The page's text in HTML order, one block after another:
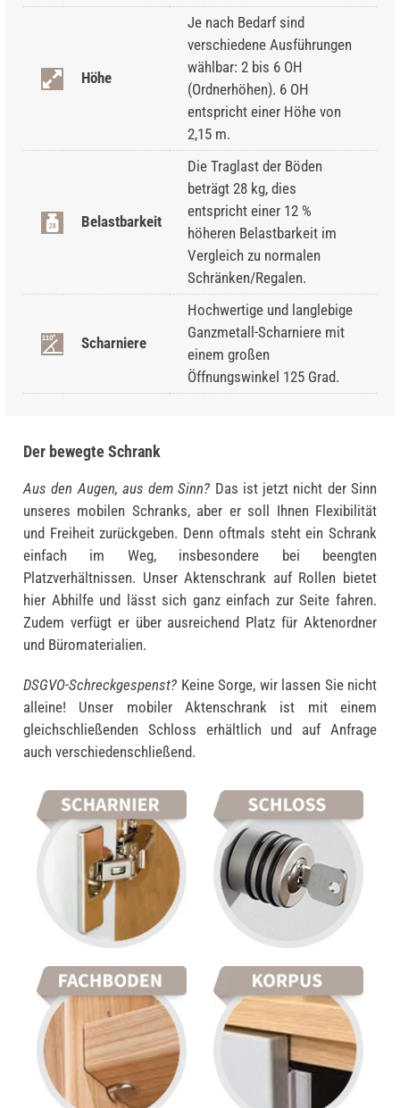
Höhe
Je nach Bedarf sind
verschiedene Ausführungen
wählbar: 2 bis 6 OH
(Ordnerhöhen). 6 OH
entspricht einer Höhe von
2,15 m.
Belastbarkeit
Die Traglast der Böden
beträgt 28 kg, dies
entspricht einer 12 %
höheren Belastbarkeit im
Vergleich zu normalen
Schränken/Regalen.
Scharniere
Hochwertige und langlebige
Ganzmetall-Scharniere mit
einem großen
Öffnungswinkel 125 Grad.
Der bewegte Schrank
Aus den Augen, aus dem Sinn? Das ist jetzt nicht der Sinn
unseres mobilen Schranks, aber er soll Ihnen Flexibilität
und Freiheit zurückgeben. Denn oftmals steht ein Schrank
einfach im Weg, insbesondere bei beengten
Platzverhältnissen. Unser Aktenschrank auf Rollen bietet
hier Abhilfe und lässt sich ganz einfach zur Seite fahren.
Zudem verfügt er über ausreichend Platz für Aktenordner
und Büromaterialien.
DSGVO-Schreckgespenst? Keine Sorge, wir lassen Sie nicht
alleine! Unser mobiler Aktenschrank ist mit einem
gleichschließenden Schloss erhältlich und auf Anfrage
auch verschiedenschließend.